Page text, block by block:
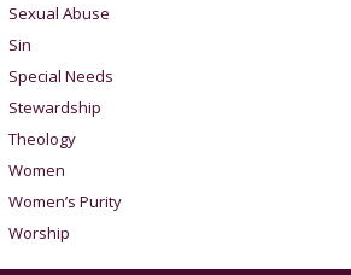
Sexual Abuse
Sin
Special Needs
Stewardship
Theology
Women
Women’s Purity
Worship